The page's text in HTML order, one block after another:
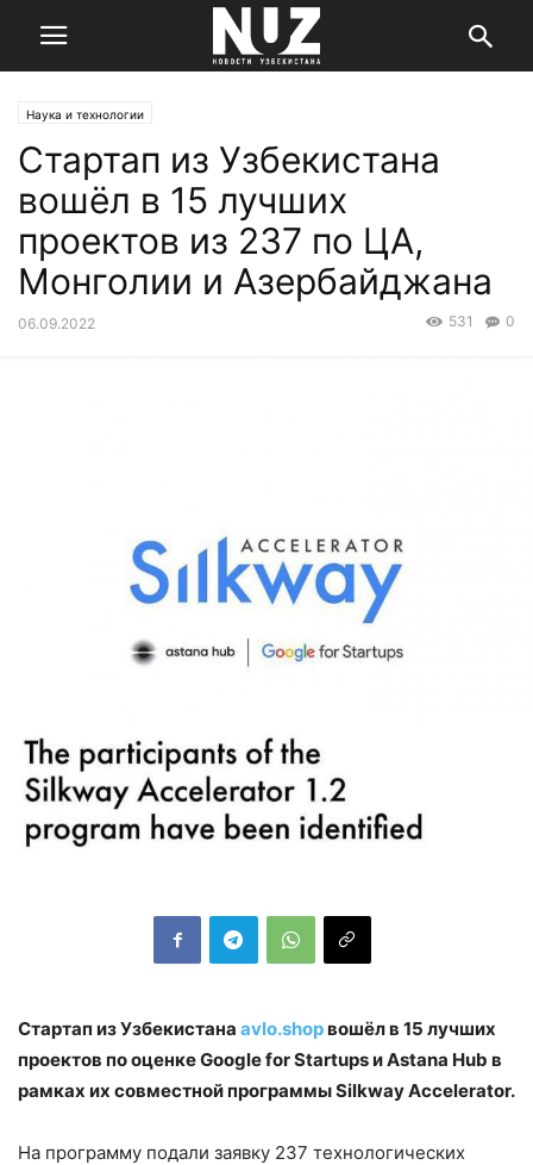
Наука и технологии
Стартап из Узбекистана
вошёл в 15 лучших
проектов из 237 по ЦА,
Монголии и Азербайджана
06.09.2022 0
531
Стартап из Узбекистана avlo.shopвошёл в 15 лучших
проектов по оценке Google for Startups и Astana Hub в
рамках их совместной программы Silkway Accelerator.
На программу подали заявку 237 технологических